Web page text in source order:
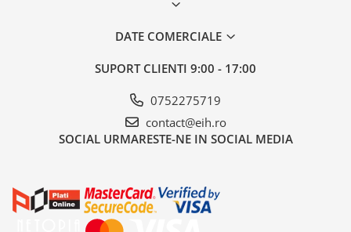
DATE COMERCIALE
SUPORT CLIENTI 9:00 - 17:00
0752275719
contact@eih.ro
SOCIAL URMARESTE-NE IN SOCIAL MEDIA